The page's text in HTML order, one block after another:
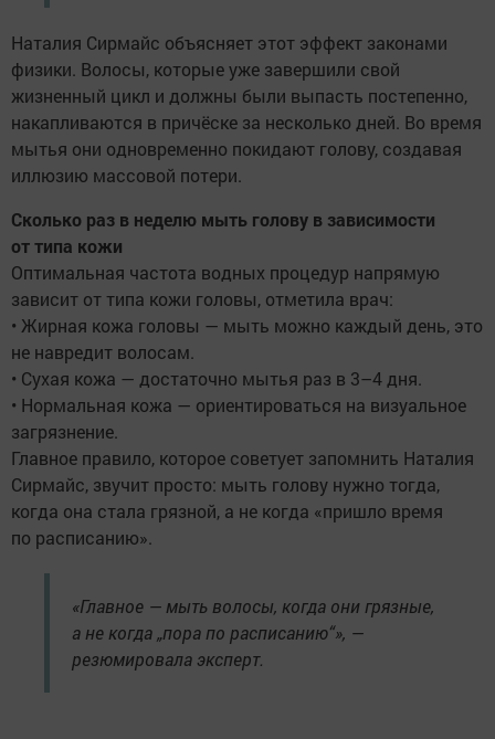
Наталия Сирмайс объясняет этот эффект законами
физики. Волосы, которые уже завершили свой
жизненный цикл и должны были выпасть постепенно,
накапливаются в причёске за несколько дней. Во время
мытья они одновременно покидают голову, создавая
иллюзию массовой потери.
Сколько раз в неделю мыть голову в зависимости
от типа кожи
Оптимальная частота водных процедур напрямую
зависит от типа кожи головы, отметила врач:
• Жирная кожа головы — мыть можно каждый день, это
не навредит волосам.
• Сухая кожа — достаточно мытья раз в 3–4 дня.
• Нормальная кожа — ориентироваться на визуальное
загрязнение.
Главное правило, которое советует запомнить Наталия
Сирмайс, звучит просто: мыть голову нужно тогда,
когда она стала грязной, а не когда «пришло время
по расписанию».
«Главное — мыть волосы, когда они грязные,
а не когда „пора по расписанию“», —
резюмировала эксперт.